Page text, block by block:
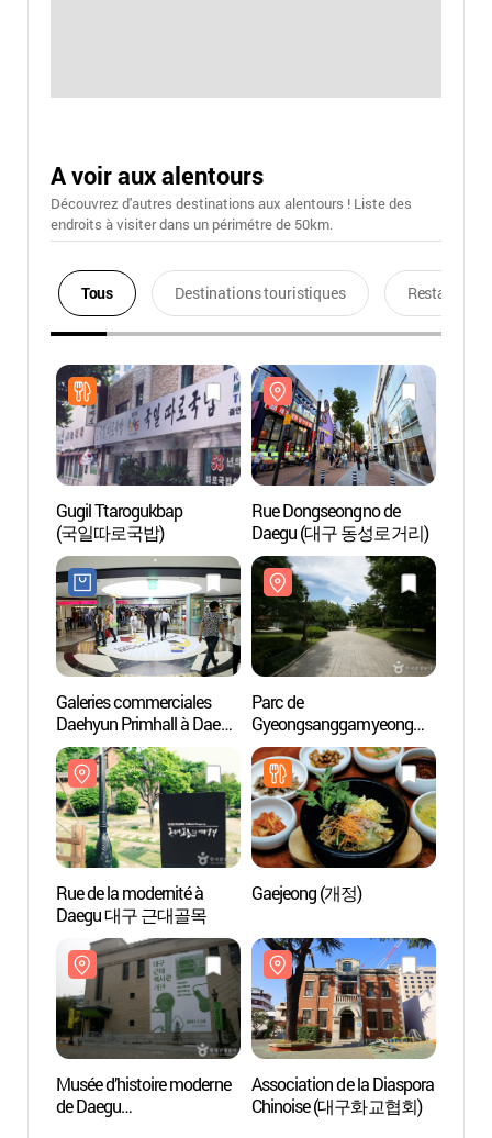
A voir aux alentours
Découvrez d'autres destinations aux alentours ! Liste des
endroits à visiter dans un périmétre de 50km.
Tous Destinations touristiques Restaurants
Gugil Ttarogukbap
(국일따로국밥)
Rue Dongseongno de
Daegu (대구 동성로거리)
Galeries commerciales
Daehyun Primhall à Daegu
(대현프리몰 대구점)
Parc de
Gyeongsanggamyeong
(경상감영공원)
Rue de la modernité à
Daegu 대구 근대골목
Gaejeong (개정)
Musée d’histoire moderne
de Daegu
Association de la Diaspora
Chinoise (대구화교협회)